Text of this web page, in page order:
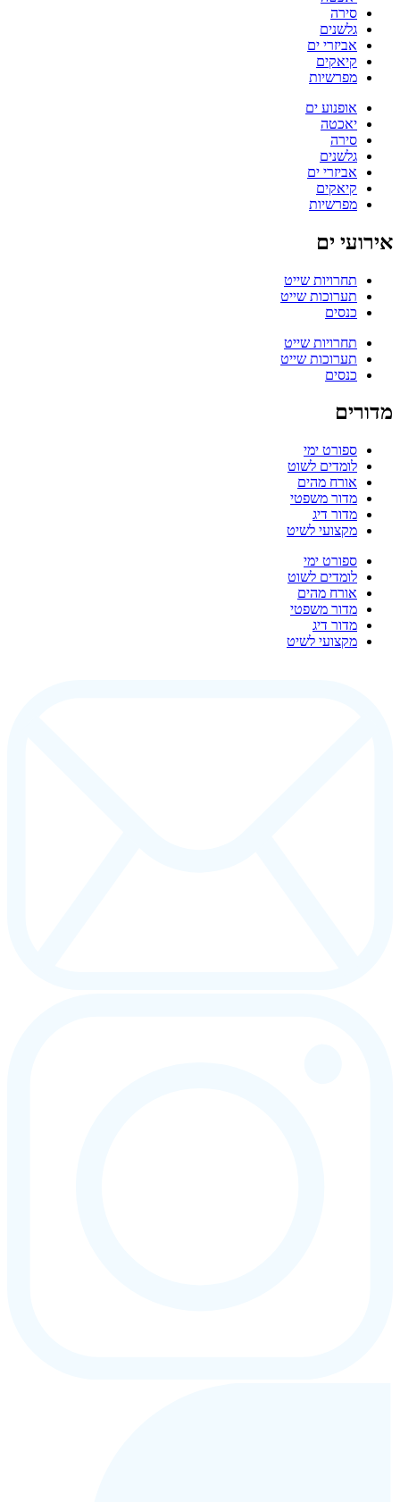
סירה
גלשנים
אביזרי ים
קיאקים
מפרשיות
אופנוע ים
יאכטה
סירה
גלשנים
אביזרי ים
קיאקים
מפרשיות
אירועי ים
תחרויות שייט
תערוכות שייט
כנסים
תחרויות שייט
תערוכות שייט
כנסים
מדורים
ספורט ימי
לומדים לשוט
אורח מהים
מדור משפטי
מדור דיג
מקצועי לשיט
ספורט ימי
לומדים לשוט
אורח מהים
מדור משפטי
מדור דיג
מקצועי לשיט